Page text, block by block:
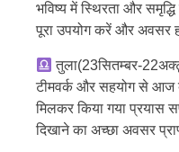
भविष्य में स्थिरता और
पूरा उपयोग करें और अवसर
तुला(23सितम्बर-
टीमवर्क और सहयोग से आज
मिलकर किया गया प्रयास
दिखाने का अच्छा अवसर